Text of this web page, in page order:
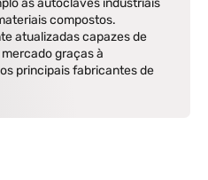
as autoclaves industriais
compostos.
atualizadas capazes de
graças à
principais fabricantes de